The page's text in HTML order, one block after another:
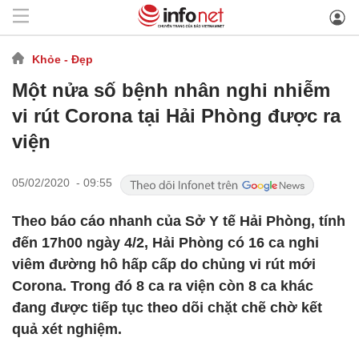
Khỏe - Đẹp
Một nửa số bệnh nhân nghi nhiễm
vi rút Corona tại Hải Phòng được ra
viện
05/02/2020 - 09:55
Theo báo cáo nhanh của Sở Y tế Hải Phòng, tính
đến 17h00 ngày 4/2, Hải Phòng có 16 ca nghi
viêm đường hô hấp cấp do chủng vi rút mới
Corona. Trong đó 8 ca ra viện còn 8 ca khác
đang được tiếp tục theo dõi chặt chẽ chờ kết
quả xét nghiệm.